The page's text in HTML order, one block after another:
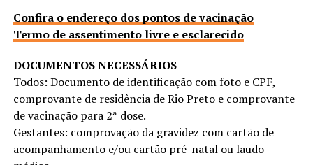
Confira o endereço dos pontos de vacinação
Termo de assentimento livre e esclarecido
DOCUMENTOS NECESSÁRIOS
Todos: Documento de identificação com foto e CPF,
comprovante de residência de Rio Preto e comprovante
de vacinação para 2ª dose.
Gestantes: comprovação da gravidez com cartão de
acompanhamento e/ou cartão pré-natal ou laudo